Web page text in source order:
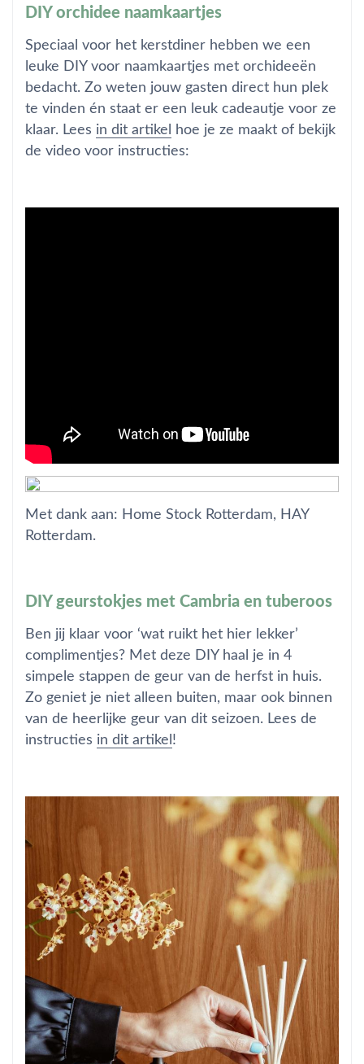
DIY orchidee naamkaartjes
Speciaal voor het kerstdiner hebben we een
leuke DIY voor naamkaartjes met orchideeën
bedacht. Zo weten jouw gasten direct hun plek
te vinden én staat er een leuk cadeautje voor ze
klaar. Lees in dit artikel
hoe je ze maakt of bekijk
de video voor instructies:
Met dank aan: Home Stock Rotterdam, HAY
Rotterdam.
DIY geurstokjes met Cambria en tuberoos
Ben jij klaar voor ‘wat ruikt het hier lekker’
complimentjes? Met deze DIY haal je in 4
simpele stappen de geur van de herfst in huis.
Zo geniet je niet alleen buiten, maar ook binnen
van de heerlijke geur van dit seizoen. Lees de
instructies in dit artikel !